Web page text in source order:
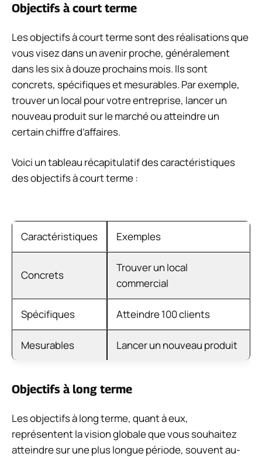
Objectifs à court terme
Les objectifs à court terme sont des réalisations que
vous visez dans un avenir proche, généralement
dans les six à douze prochains mois. Ils sont
concrets, spécifiques et mesurables. Par exemple,
trouver un local pour votre entreprise, lancer un
nouveau produit sur le marché ou atteindre un
certain chiffre d’affaires.
Voici un tableau récapitulatif des caractéristiques
des objectifs à court terme :
Caractéristiques Exemples
Concrets
Trouver un local
commercial
Spécifiques Atteindre 100 clients
Mesurables Lancer un nouveau produit
Objectifs à long terme
Les objectifs à long terme, quant à eux,
représentent la vision globale que vous souhaitez
atteindre sur une plus longue période, souvent au-